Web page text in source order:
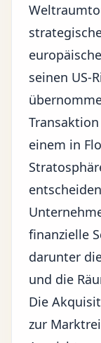
seinen US-
einem in
finanzielle
darunter
und die
Die
zur